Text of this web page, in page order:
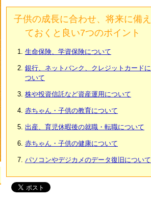
子供の成長に合わせ、将来に備え
ておくと良い7つのポイント
生命保険、学資保険について
銀行、ネットバンク、クレジットカードに
ついて
株や投資信託など資産運用について
赤ちゃん・子供の教育について
出産、育児休暇後の就職・転職について
赤ちゃん・子供の健康について
パソコンやデジカメのデータ復旧について